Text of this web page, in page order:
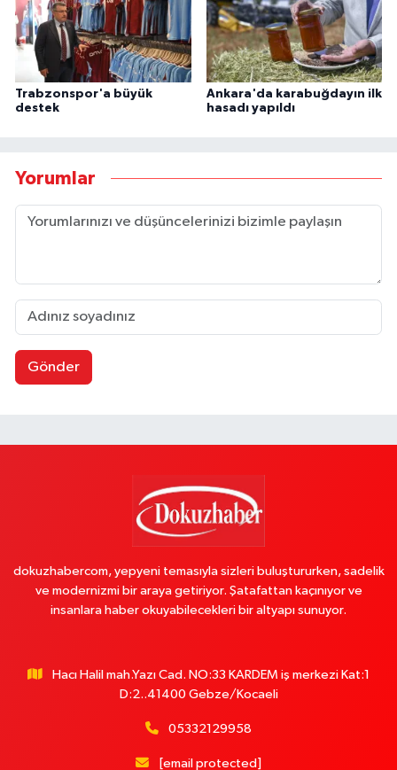
Trabzonspor'a büyük
destek
Ankara'da karabuğdayın ilk
hasadı yapıldı
Yorumlar
Gönder
dokuzhabercom, yepyeni temasıyla sizleri buluştururken, sadelik
ve modernizmi bir araya getiriyor. Şatafattan kaçınıyor ve
insanlara haber okuyabilecekleri bir altyapı sunuyor.
Hacı Halil mah.Yazı Cad. NO:33 KARDEM iş merkezi Kat:1
D:2..41400 Gebze/Kocaeli
05332129958
[email protected]